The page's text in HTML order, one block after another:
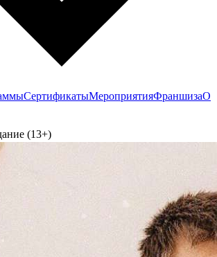
СертификатыМероприятияФраншизаО
(13+)